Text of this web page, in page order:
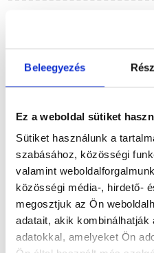
Beleegyezés
Ez a weboldal sütiket
Sütiket használunk a
szabásához, közösségi
valamint
közösségi média-, hirdető-
megosztjuk az Ön
adatait, akik kombinálhatják
adatokkal, amelyeket Ön
Dokumentumok(2)